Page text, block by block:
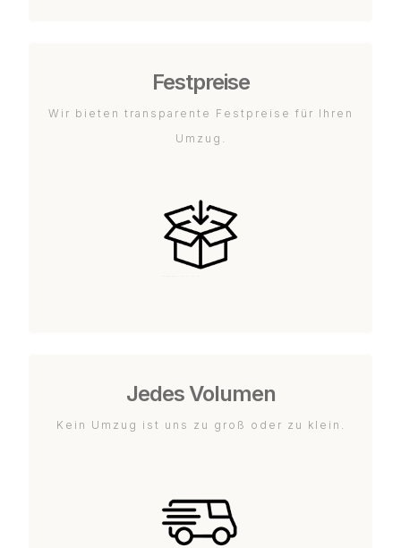
Festpreise
Wir bieten transparente Festpreise für Ihren
Umzug.
Jedes Volumen
Kein Umzug ist uns zu groß oder zu klein.